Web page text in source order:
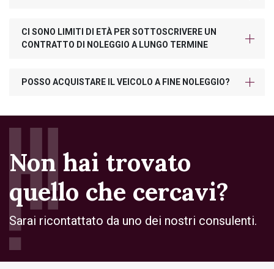
CI SONO LIMITI DI ETÀ PER SOTTOSCRIVERE UN
CONTRATTO DI NOLEGGIO A LUNGO TERMINE
POSSO ACQUISTARE IL VEICOLO A FINE NOLEGGIO?
Non hai trovato
quello che cercavi?
Sarai ricontattato da uno dei nostri consulenti.